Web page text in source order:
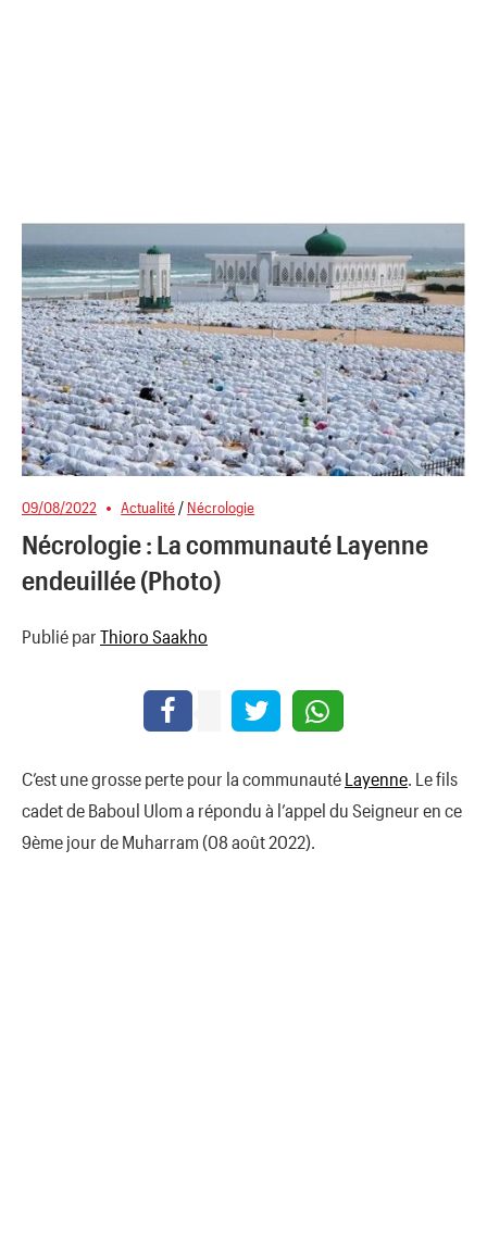
09/08/2022 Actualité / Nécrologie
Nécrologie : La communauté Layenne
endeuillée (Photo)
Publié par Thioro Saakho
C’est une grosse perte pour la communauté Layenne. Le fils
cadet de Baboul Ulom a répondu à l’appel du Seigneur en ce
9ème jour de Muharram (08 août 2022).